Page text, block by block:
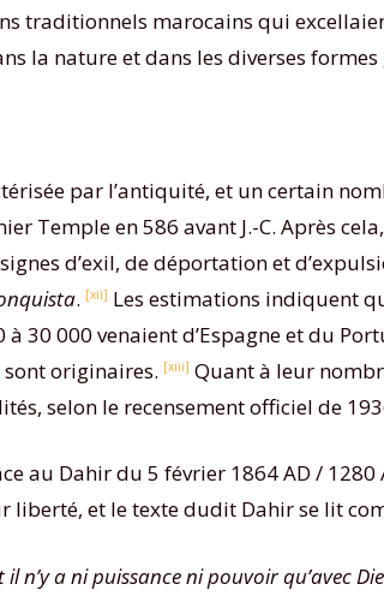
traditionnels marocains qui
la nature et dans les diverses
par l’antiquité, et un certain
Temple en 586 avant J.-C. Après
d’exil, de déportation et
. [xii] Les estimations indiquent
30 000 venaient d’Espagne et du
originaires. [xiii] Quant à leur
selon le recensement officiel de
au Dahir du 5 février 1864 AD / 1280
liberté, et le texte dudit Dahir se lit
n’y a ni puissance ni pouvoir qu’avec